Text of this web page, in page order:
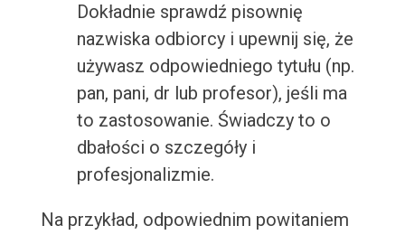
Dokładnie sprawdź pisownię
nazwiska odbiorcy i upewnij się, że
używasz odpowiedniego tytułu (np.
pan, pani, dr lub profesor), jeśli ma
to zastosowanie. Świadczy to o
dbałości o szczegóły i
profesjonalizmie.
Na przykład, odpowiednim powitaniem